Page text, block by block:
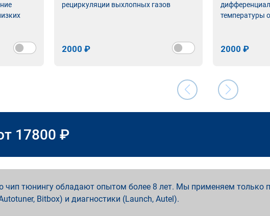
рециркуляции выхлопных газов
2000 ₽
температуры
2000 ₽
17800 ₽
чип тюнингу обладают опытом более 8 лет. Мы применяем только
Bitbox) и диагностики (Launch, Autel).